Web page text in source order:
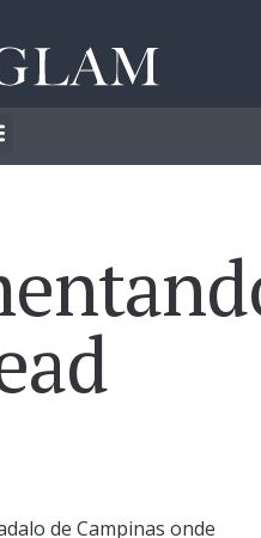
de Campinas onde